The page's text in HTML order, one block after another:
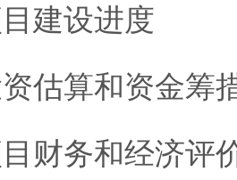
目建设进度
资估算和资金筹
目财务和经济评